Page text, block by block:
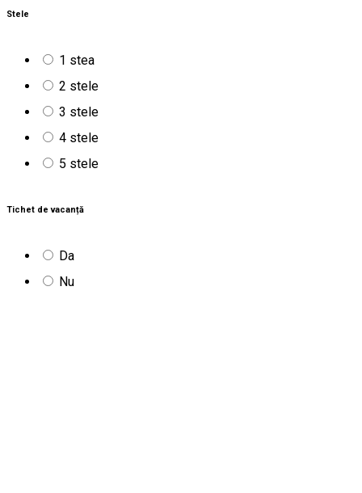
Stele
1 stea
2 stele
3 stele
4 stele
5 stele
Tichet de vacanță
Da
Nu